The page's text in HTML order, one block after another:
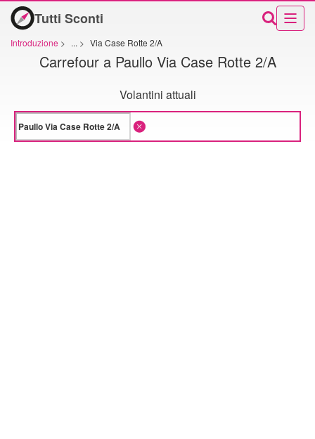
Tutti Sconti
Introduzione > ... > Via Case Rotte 2/A
Carrefour a Paullo Via Case Rotte 2/A
Volantini attuali